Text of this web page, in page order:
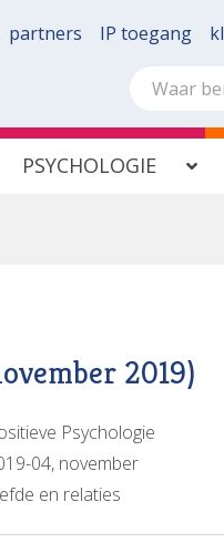
partners IP toegang
PSYCHOLOGIE
2019)
Psychologie
04, november
en relaties